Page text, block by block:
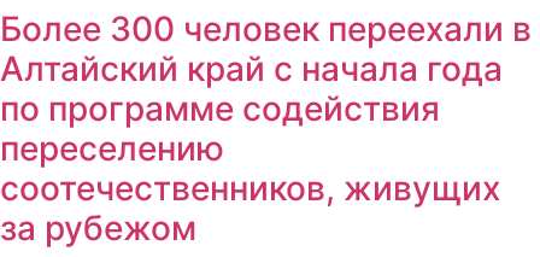
Более 300 человек переехали в
Алтайский край с начала года
по программе содействия
переселению
соотечественников, живущих
за рубежом